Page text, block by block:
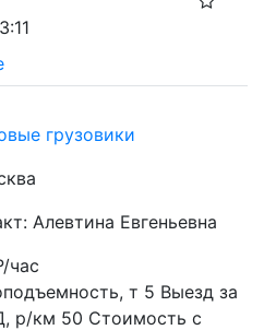
грузовики
Алевтина Евгеньевна
час
т 5 Выезд за
р/км 50 Стоимость с